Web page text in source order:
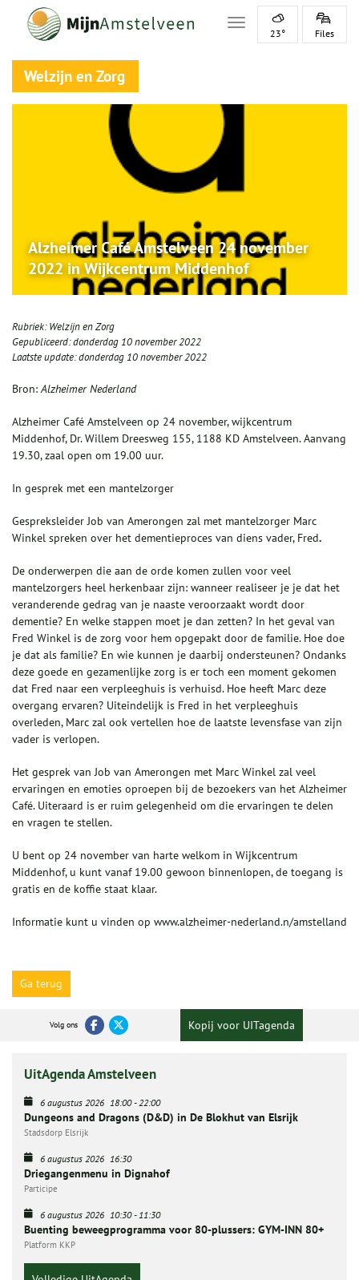
Toggle navigation
23° Files
Welzijn en Zorg
Alzheimer Café Amstelveen 24 november
2022 in Wijkcentrum Middenhof
Rubriek:Welzijn en Zorg
Gepubliceerd:donderdag 10 november 2022
Laatste update:donderdag 10 november 2022
Bron:Alzheimer Nederland
Alzheimer Café Amstelveen op 24 november, wijkcentrum
Middenhof, Dr. Willem Dreesweg 155, 1188 KD Amstelveen. Aanvang
19.30, zaal open om 19.00 uur.
In gesprek met een mantelzorger
Gespreksleider Job van Amerongen zal met mantelzorger Marc
Winkel spreken over het dementieproces van diens vader, Fred.
De onderwerpen die aan de orde komen zullen voor veel
mantelzorgers heel herkenbaar zijn: wanneer realiseer je je dat het
veranderende gedrag van je naaste veroorzaakt wordt door
dementie? En welke stappen moet je dan zetten? In het geval van
Fred Winkel is de zorg voor hem opgepakt door de familie. Hoe doe
je dat als familie? En wie kunnen je daarbij ondersteunen? Ondanks
deze goede en gezamenlijke zorg is er toch een moment gekomen
dat Fred naar een verpleeghuis is verhuisd. Hoe heeft Marc deze
overgang ervaren? Uiteindelijk is Fred in het verpleeghuis
overleden, Marc zal ook vertellen hoe de laatste levensfase van zijn
vader is verlopen.
Het gesprek van Job van Amerongen met Marc Winkel zal veel
ervaringen en emoties oproepen bij de bezoekers van het Alzheimer
Café. Uiteraard is er ruim gelegenheid om die ervaringen te delen
en vragen te stellen.
U bent op 24 november van harte welkom in Wijkcentrum
Middenhof, u kunt vanaf 19.00 gewoon binnenlopen, de toegang is
gratis en de koffie staat klaar.
Informatie kunt u vinden op www.alzheimer-nederland.n/amstelland
Ga terug
Volg ons Kopij voor UITagenda
UitAgenda Amstelveen
6 augustus 2026 18:00- 22:00
Dungeons and Dragons (D&D) in De Blokhut van Elsrijk
Stadsdorp Elsrijk
6 augustus 2026 16:30
Driegangenmenu in Dignahof
Participe
6 augustus 2026 10:30- 11:30
Buenting beweegprogramma voor 80-plussers: GYM-INN 80+
Platform KKP